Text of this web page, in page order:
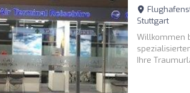
Stuttgart
Willkommen
Ihre